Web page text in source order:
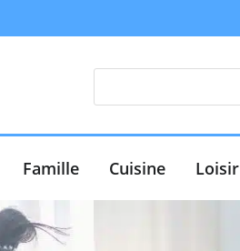
Famille Cuisine Loisir